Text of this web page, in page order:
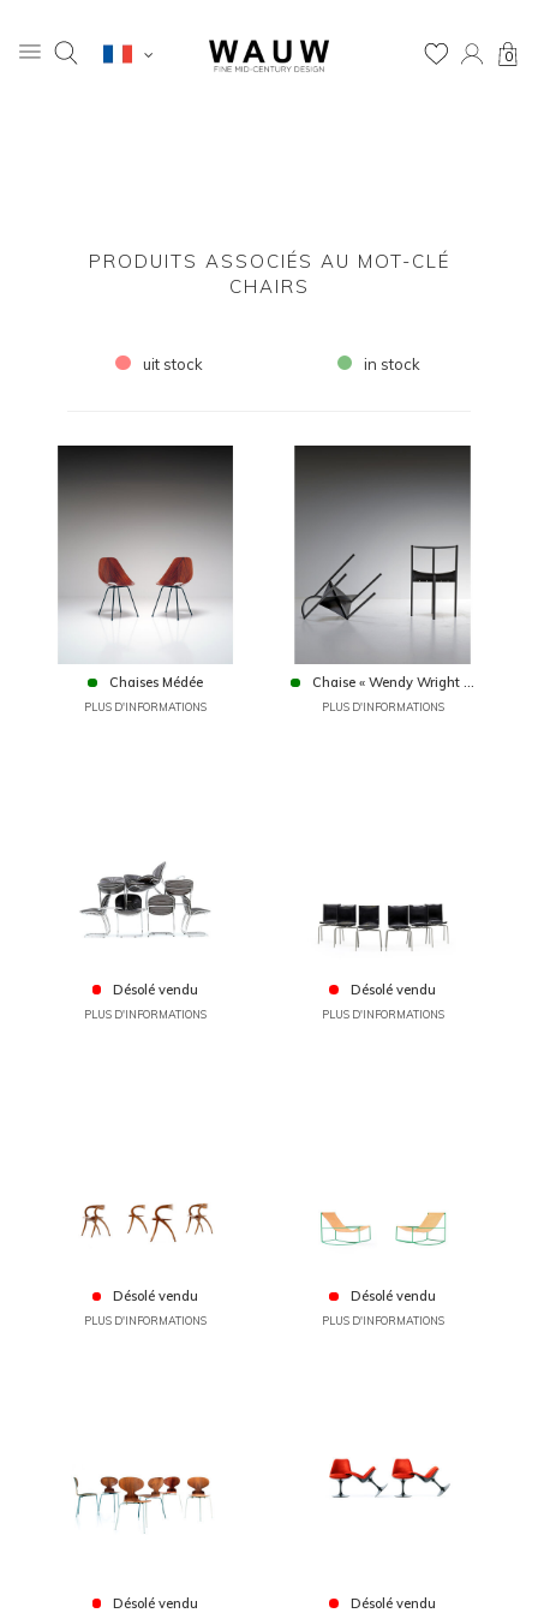
0
PRODUITS ASSOCIÉS AU MOT-CLÉ
CHAIRS
uit stock in stock
Chaises Médée
PLUS D'INFORMATIONS
Chaise « Wendy Wright ...
PLUS D'INFORMATIONS
Désolé vendu
PLUS D'INFORMATIONS
Désolé vendu
PLUS D'INFORMATIONS
Désolé vendu
PLUS D'INFORMATIONS
Désolé vendu
PLUS D'INFORMATIONS
Désolé vendu Désolé vendu